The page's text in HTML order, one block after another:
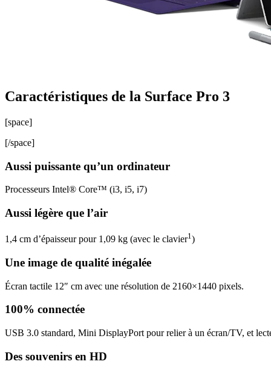
Caractéristiques de la Surface Pro 3
[space]
[/space]
Aussi puissante qu’un ordinateur
Processeurs Intel® Core™ (i3, i5, i7)
Aussi légère que l’air
1,4 cm d’épaisseur pour 1,09 kg (avec le clavier1 )
Une image de qualité inégalée
Écran tactile 12″ cm avec une résolution de 2160×1440 pixels.
100% connectée
USB 3.0 standard, Mini DisplayPort pour relier à un écran/TV, et
Des souvenirs en HD